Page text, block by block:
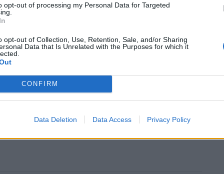
opt-out of processing my Personal Data for Targeted
opt-out of Collection, Use, Retention, Sale, and/or Sharing
Data that Is Unrelated with the Purposes for which it
CONFIRM
Data Deletion Data Access Privacy Policy
του χρειάζεται την πλήρη ένταξη στο ΝΑΤΟ
το Άρθρο 5.
με τη Σουηδία και τη Φινλανδία για την
που έγιναν το Σαββατοκύριακο στη
πολιτικός έκαψε αντίγραφο του Κορανίου